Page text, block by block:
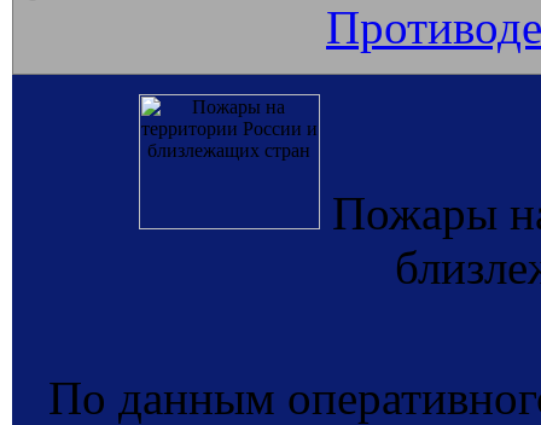
Пожары
По данным